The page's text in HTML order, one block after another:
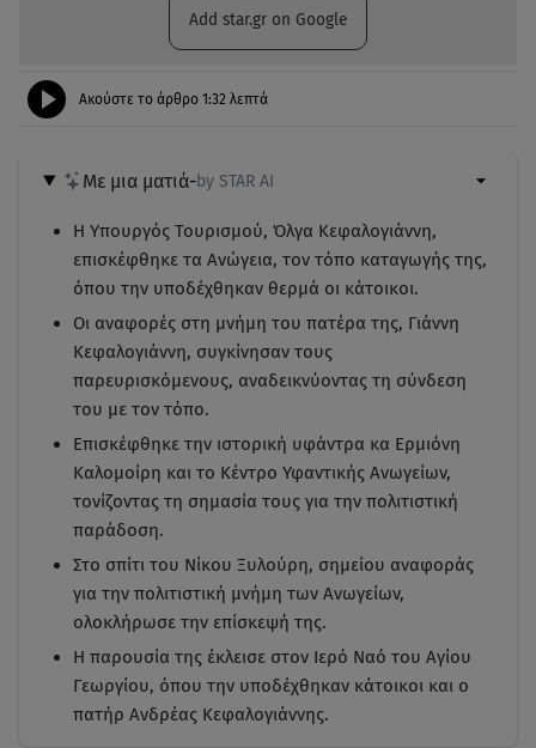
Add star.gr on Google
Ακούστε το άρθρο 1:32 λεπτά
Με μια ματιά-by STAR AI
Η Υπουργός Τουρισμού, Όλγα Κεφαλογιάννη,
επισκέφθηκε τα Ανώγεια, τον τόπο καταγωγής της,
όπου την υποδέχθηκαν θερμά οι κάτοικοι.
Οι αναφορές στη μνήμη του πατέρα της, Γιάννη
Κεφαλογιάννη, συγκίνησαν τους
παρευρισκόμενους, αναδεικνύοντας τη σύνδεση
του με τον τόπο.
Επισκέφθηκε την ιστορική υφάντρα κα Ερμιόνη
Καλομοίρη και το Κέντρο Υφαντικής Ανωγείων,
τονίζοντας τη σημασία τους για την πολιτιστική
παράδοση.
Στο σπίτι του Νίκου Ξυλούρη, σημείου αναφοράς
για την πολιτιστική μνήμη των Ανωγείων,
ολοκλήρωσε την επίσκεψή της.
Η παρουσία της έκλεισε στον Ιερό Ναό του Αγίου
Γεωργίου, όπου την υποδέχθηκαν κάτοικοι και ο
πατήρ Ανδρέας Κεφαλογιάννης.